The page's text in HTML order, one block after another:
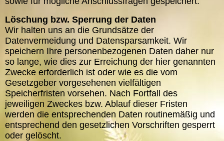
Löschung bzw. Sperrung der Daten
Wir halten uns an die Grundsätze der
Datenvermeidung und Datensparsamkeit. Wir
speichern Ihre personenbezogenen Daten daher nur
so lange, wie dies zur Erreichung der hier genannten
Zwecke erforderlich ist oder wie es die vom
Gesetzgeber vorgesehenen vielfältigen
Speicherfristen vorsehen. Nach Fortfall des
jeweiligen Zweckes bzw. Ablauf dieser Fristen
werden die entsprechenden Daten routinemäßig und
entsprechend den gesetzlichen Vorschriften gesperrt
oder gelöscht.